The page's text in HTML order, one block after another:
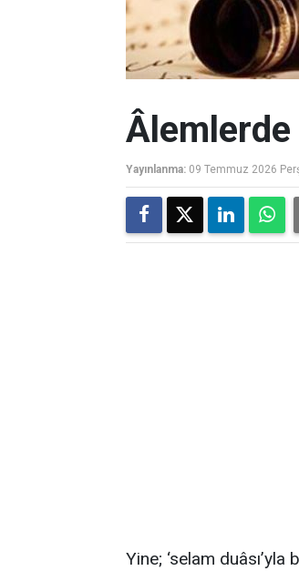
Âlemlerde
Yayınlanma: 09 Temmuz 2026
Yine; ‘selam